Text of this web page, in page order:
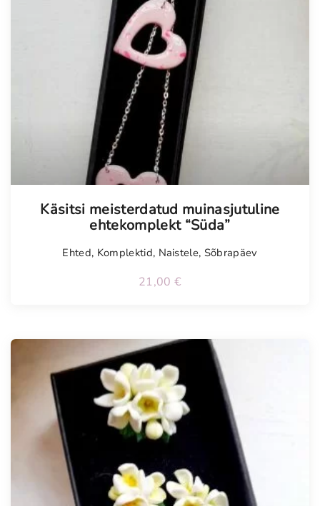
Käsitsi meisterdatud muinasjutuline
ehtekomplekt “Süda”
Ehted, Komplektid, Naistele, Sõbrapäev
21,00 €